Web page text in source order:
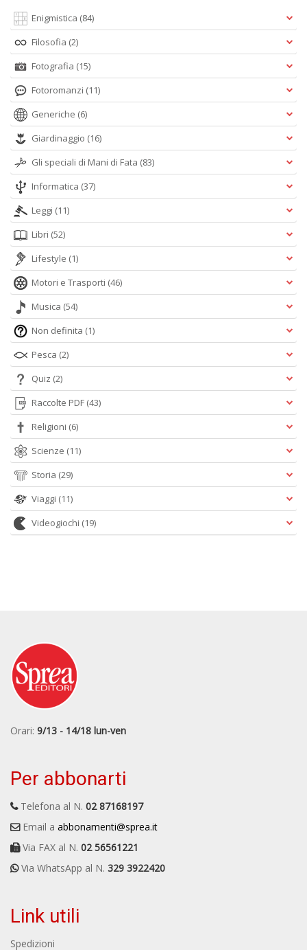
Enigmistica (84)
Filosofia (2)
Fotografia (15)
Fotoromanzi (11)
Generiche (6)
Giardinaggio (16)
Gli speciali di Mani di Fata (83)
Informatica (37)
Leggi (11)
Libri (52)
Lifestyle (1)
Motori e Trasporti (46)
Musica (54)
Non definita (1)
Pesca (2)
Quiz (2)
Raccolte PDF (43)
Religioni (6)
Scienze (11)
Storia (29)
Viaggi (11)
Videogiochi (19)
Orari: 9/13 - 14/18 lun-ven
Per abbonarti
Telefona al N. 02 87168197
Email a abbonamenti@sprea.it
Via FAX al N. 02 56561221
Via WhatsApp al N. 329 3922420
Link utili
Spedizioni